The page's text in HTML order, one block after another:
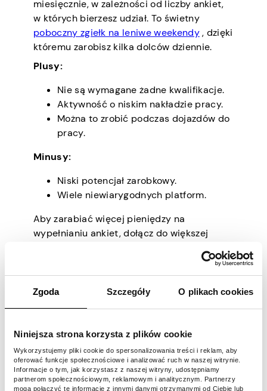
Zgoda Szczegóły O plikach cookies
Niniejsza strona korzysta z plików cookie
Wykorzystujemy pliki cookie do spersonalizowania treści i reklam, aby
oferować funkcje społecznościowe i analizować ruch w naszej witrynie.
Informacje o tym, jak korzystasz z naszej witryny, udostępniamy
partnerom społecznościowym, reklamowym i analitycznym. Partnerzy
mogą połączyć te informacje z innymi danymi otrzymanymi od Ciebie lub
miesięcznie, w zależności od liczby ankiet,
w których bierzesz udział. To świetny
poboczny zgiełk na leniwe weekendy, dzięki
któremu zarobisz kilka dolców dziennie.
Plusy:
Nie są wymagane żadne kwalifikacje.
Aktywność o niskim nakładzie pracy.
Można to zrobić podczas dojazdów do
pracy.
Minusy:
Niski potencjał zarobkowy.
Wiele niewiarygodnych platform.
Aby zarabiać więcej pieniędzy na
wypełnianiu ankiet, dołącz do większej
jednak, że unikasz oszustów, ponieważ jest
ich wielu w tej dziedzinie.
Jak zostać
korepetytorem online
Ta metoda pozwala uczyć uczniów na całym
świecie za pośrednictwem rozmów wideo.